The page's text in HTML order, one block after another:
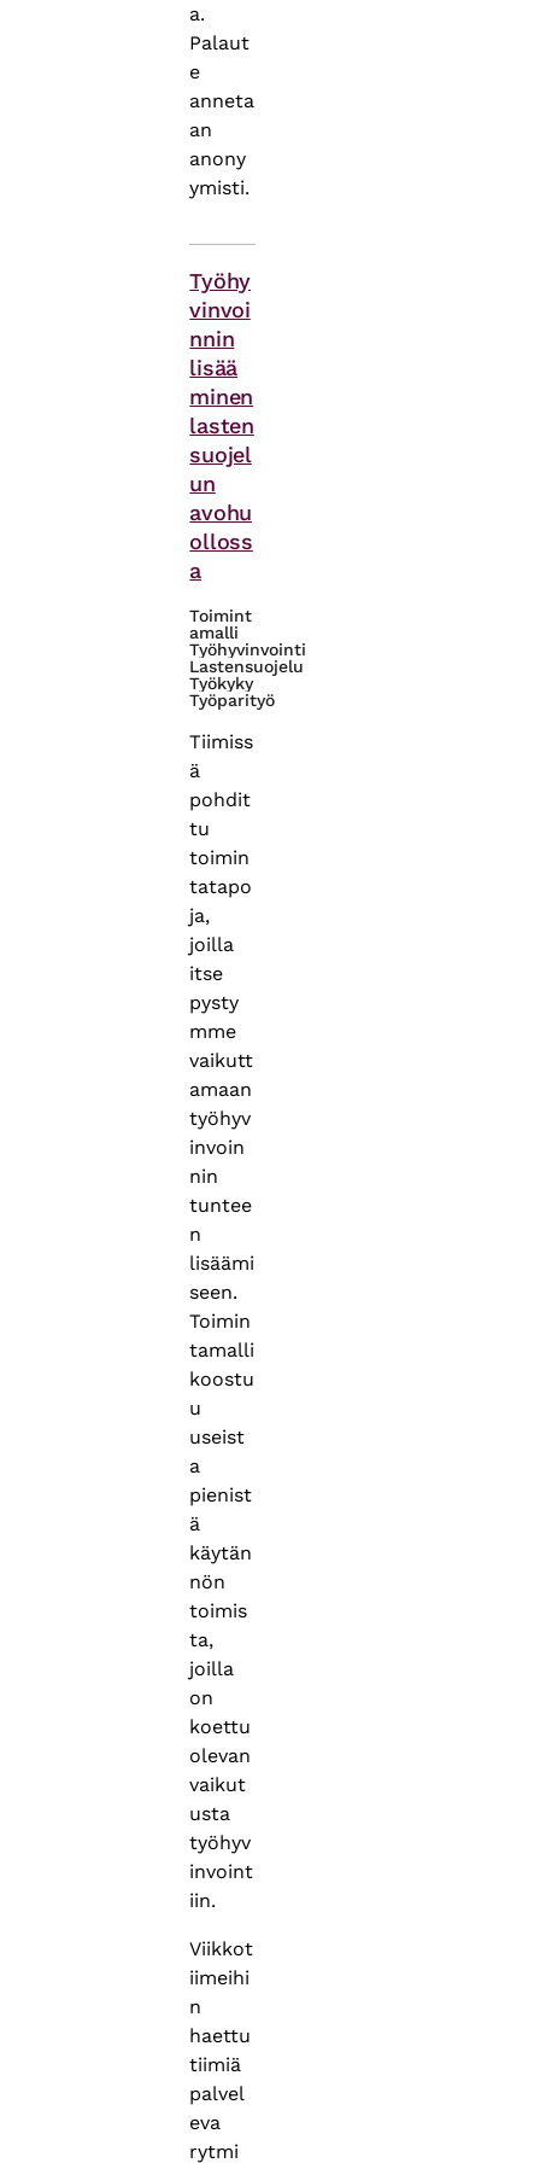
a.
Palaut
e
anneta
an
anony
ymisti.
Työhy
vinvoi
nnin
lisää
minen
lasten
suojel
un
avohu
olloss
a
Toimint
amalli
Työhyvinvointi
Lastensuojelu
Työkyky
Työparityö
Tiimiss
ä
pohdit
tu
toimin
tatapo
ja,
joilla
itse
pysty
mme
vaikutt
amaan
työhyv
invoin
nin
tuntee
n
lisäämi
seen.
Toimin
tamalli
koostu
u
useist
a
pienist
ä
käytän
nön
toimis
ta,
joilla
on
koettu
olevan
vaikut
usta
työhyv
invoint
iin.
Viikkot
iimeihi
n
haettu
tiimiä
palvel
eva
rytmi